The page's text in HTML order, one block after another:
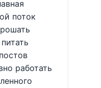
поток
работать